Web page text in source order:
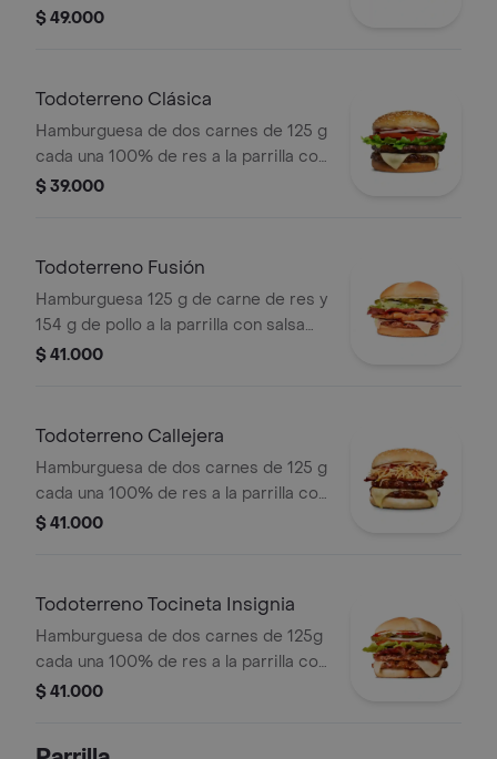
salsa BBQ, tocineta, queso
tomate y mostaza en pan papa +
$ 49.000
Todoterreno Clásica
Hamburguesa de dos carnes de 125 g
cada una 100% de res a la parrilla con
salsa bbq, queso mozzarella, lechuga,
$ 39.000
Todoterreno Fusión
Hamburguesa 125 g de carne de res y
154 g de pollo a la parrilla con salsa
BBQ, tocineta, queso mozzarella,
$ 41.000
Todoterreno Callejera
Hamburguesa de dos carnes de 125 g
cada una 100% de res a la parrilla con
salsa bbq, tocineta, queso mozzarella,
$ 41.000
Todoterreno Tocineta Insignia
Hamburguesa de dos carnes de 125g
cada una 100% de res a la parrilla con
salsa BBQ, tocineta, queso
$ 41.000